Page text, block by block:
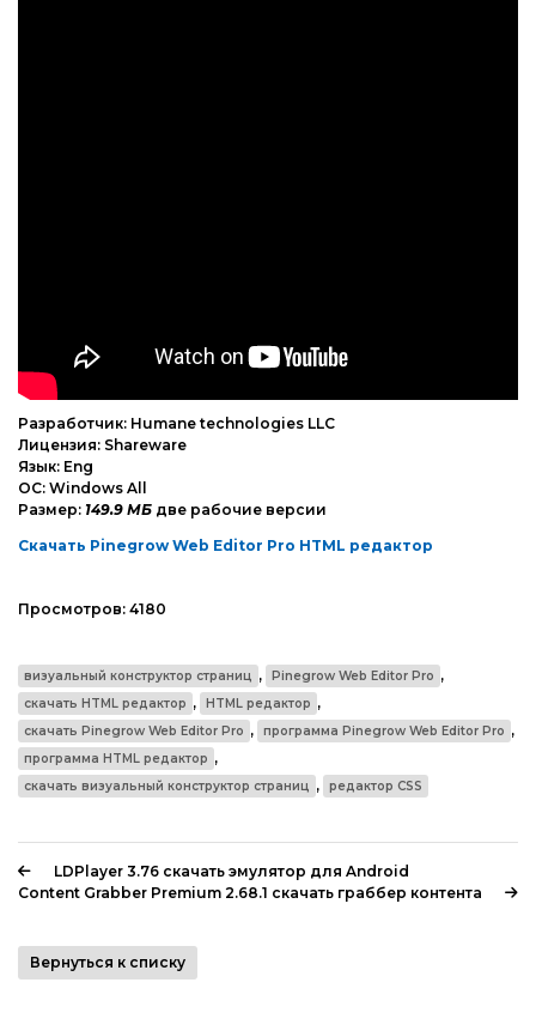
Разработчик: Humane technologies LLC
Лицензия: Shareware
Язык: Eng
ОС: Windows All
Размер: 149.9 МБ две рабочие версии
Скачать Pinegrow Web Editor Pro HTML редактор
Просмотров: 4180
визуальный конструктор страниц , Pinegrow Web Editor Pro ,
скачать HTML редактор , HTML редактор ,
скачать Pinegrow Web Editor Pro , программа Pinegrow Web Editor Pro ,
программа HTML редактор ,
скачать визуальный конструктор страниц , редактор CSS
LDPlayer 3.76 скачать эмулятор для Android
Content Grabber Premium 2.68.1 скачать граббер контента
Вернуться к списку